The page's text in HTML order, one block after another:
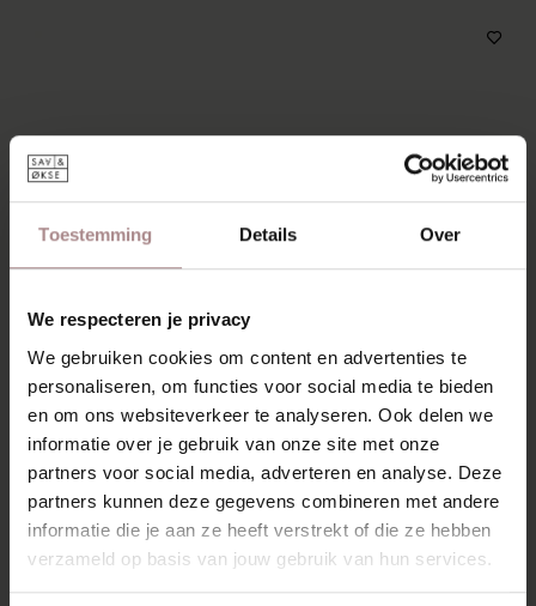
Toestemming Details Over
We respecteren je privacy
We gebruiken cookies om content en advertenties te
personaliseren, om functies voor social media te bieden
en om ons websiteverkeer te analyseren. Ook delen we
informatie over je gebruik van onze site met onze
partners voor social media, adverteren en analyse. Deze
partners kunnen deze gegevens combineren met andere
informatie die je aan ze heeft verstrekt of die ze hebben
verzameld op basis van jouw gebruik van hun services.
SILJA KRUK | ZWART